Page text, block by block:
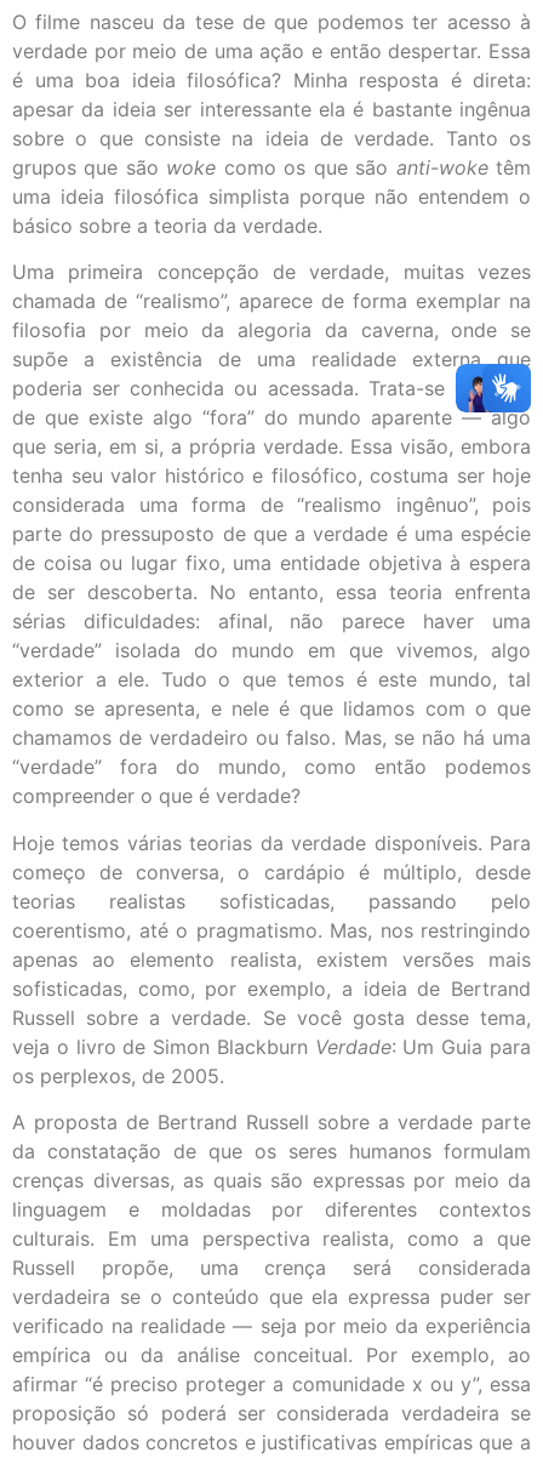
O filme nasceu da tese de que podemos ter acesso à
verdade por meio de uma ação e então despertar. Essa
é uma boa ideia filosófica? Minha resposta é direta:
apesar da ideia ser interessante ela é bastante ingênua
sobre o que consiste na ideia de verdade. Tanto os
grupos que são woke como os que são anti-woketêm
uma ideia filosófica simplista porque não entendem o
básico sobre a teoria da verdade.
Uma primeira concepção de verdade, muitas vezes
chamada de “realismo”, aparece de forma exemplar na
filosofia por meio da alegoria da caverna, onde se
supõe a existência de uma realidade externa que
poderia ser conhecida ou acessada. Trata-se da ideia
de que existe algo “fora” do mundo aparente — algo
que seria, em si, a própria verdade. Essa visão, embora
tenha seu valor histórico e filosófico, costuma ser hoje
considerada uma forma de “realismo ingênuo”, pois
parte do pressuposto de que a verdade é uma espécie
de coisa ou lugar fixo, uma entidade objetiva à espera
de ser descoberta. No entanto, essa teoria enfrenta
sérias dificuldades: afinal, não parece haver uma
“verdade” isolada do mundo em que vivemos, algo
exterior a ele. Tudo o que temos é este mundo, tal
como se apresenta, e nele é que lidamos com o que
chamamos de verdadeiro ou falso. Mas, se não há uma
“verdade” fora do mundo, como então podemos
compreender o que é verdade?
Hoje temos várias teorias da verdade disponíveis. Para
começo de conversa, o cardápio é múltiplo, desde
teorias realistas sofisticadas, passando pelo
coerentismo, até o pragmatismo. Mas, nos restringindo
apenas ao elemento realista, existem versões mais
sofisticadas, como, por exemplo, a ideia de Bertrand
Russell sobre a verdade. Se você gosta desse tema,
veja o livro de Simon Blackburn Verdade: Um Guia para
os perplexos, de 2005.
A proposta de Bertrand Russell sobre a verdade parte
da constatação de que os seres humanos formulam
crenças diversas, as quais são expressas por meio da
linguagem e moldadas por diferentes contextos
culturais. Em uma perspectiva realista, como a que
Russell propõe, uma crença será considerada
verdadeira se o conteúdo que ela expressa puder ser
verificado na realidade — seja por meio da experiência
empírica ou da análise conceitual. Por exemplo, ao
afirmar “é preciso proteger a comunidade x ou y”, essa
proposição só poderá ser considerada verdadeira se
houver dados concretos e justificativas empíricas que a